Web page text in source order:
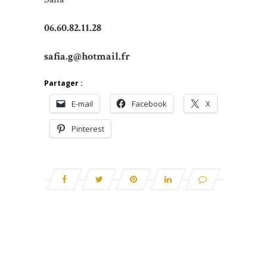
06.60.82.11.28
safia.g@hotmail.fr
Partager :
E-mail Facebook X
Pinterest